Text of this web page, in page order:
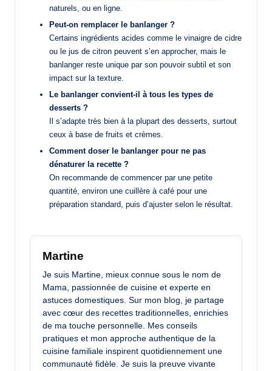
naturels, ou en ligne.
Peut-on remplacer le banlanger ?
Certains ingrédients acides comme le vinaigre de cidre
ou le jus de citron peuvent s’en approcher, mais le
banlanger reste unique par son pouvoir subtil et son
impact sur la texture.
Le banlanger convient-il à tous les types de
desserts ?
Il s’adapte très bien à la plupart des desserts, surtout
ceux à base de fruits et crèmes.
Comment doser le banlanger pour ne pas
dénaturer la recette ?
On recommande de commencer par une petite
quantité, environ une cuillère à café pour une
préparation standard, puis d’ajuster selon le résultat.
Martine
Je suis Martine, mieux connue sous le nom de
Mama, passionnée de cuisine et experte en
astuces domestiques. Sur mon blog, je partage
avec cœur des recettes traditionnelles, enrichies
de ma touche personnelle. Mes conseils
pratiques et mon approche authentique de la
cuisine familiale inspirent quotidiennement une
communauté fidèle. Je suis la preuve vivante